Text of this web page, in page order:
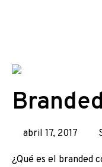
abril 17, 2017
¿Qué es el branded